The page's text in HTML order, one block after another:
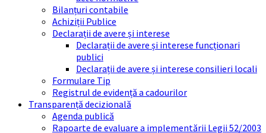
Bilanțuri contabile
Achiziții Publice
Declarații de avere și interese
Declarații de avere și interese funcționari
publici
Declarații de avere și interese consilieri locali
Formulare Tip
Registrul de evidență a cadourilor
Transparență decizională
Agenda publică
Rapoarte de evaluare a implementării Legii 52/2003